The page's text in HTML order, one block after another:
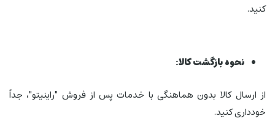
کنید.
نحوه بازگشت کالا:
از ارسال کالا بدون هماهنگی با خدمات پس از فروش "راینیتو"، جداً
خودداری کنید.